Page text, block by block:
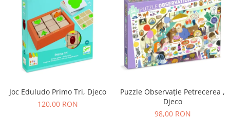
Joc Eduludo Primo Tri, Djeco
120,00 RON
Puzzle Observație Petrecerea ,
Djeco
98,00 RON